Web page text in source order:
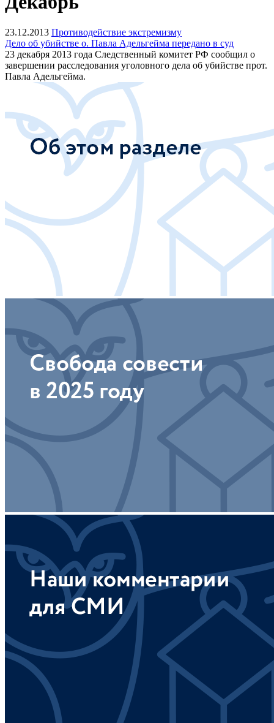
23.12.2013 Противодействие экстремизму
Дело об убийстве о. Павла Адельгейма передано в суд
23 декабря 2013 года Следственный комитет РФ сообщил о
завершении расследования уголовного дела об убийстве прот.
Павла Адельгейма.